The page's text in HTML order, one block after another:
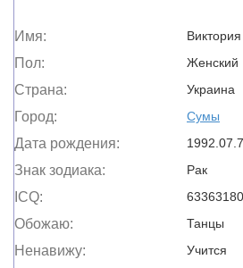
Имя: Виктория
Пол: Женский
Страна: Украина
Город: Сумы
Дата рождения: 1992.07.7
Знак зодиака: Рак
ICQ:
Обожаю: Танцы
Ненавижу: Учится